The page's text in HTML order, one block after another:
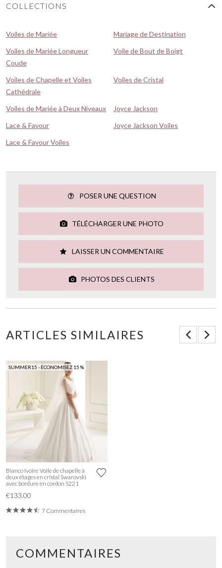
COLLECTIONS
Voiles de Mariée
Mariage de Destination
Voiles de Mariée Longueur
Coude
Voile de Bout de Boigt
Voiles de Chapelle et Voiles
Cathédrale
Voiles de Cristal
Voiles de Mariée à Deux Niveaux
Joyce Jackson
Lace & Favour
Joyce Jackson Voiles
Lace & Favour Voiles
POSER UNE QUESTION
TÉLÉCHARGER UNE PHOTO
LAISSER UN COMMENTAIRE
PHOTOS DES CLIENTS
ARTICLES SIMILAIRES
SUMMER15 - ÉCONOMISEZ 15 %
Bianco Ivoire Voile de chapelle à
deux étages en cristal Swarovski
avec bordure en cordon S221
€133.00
7 Commentaires
COMMENTAIRES